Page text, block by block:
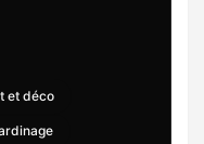
et déco